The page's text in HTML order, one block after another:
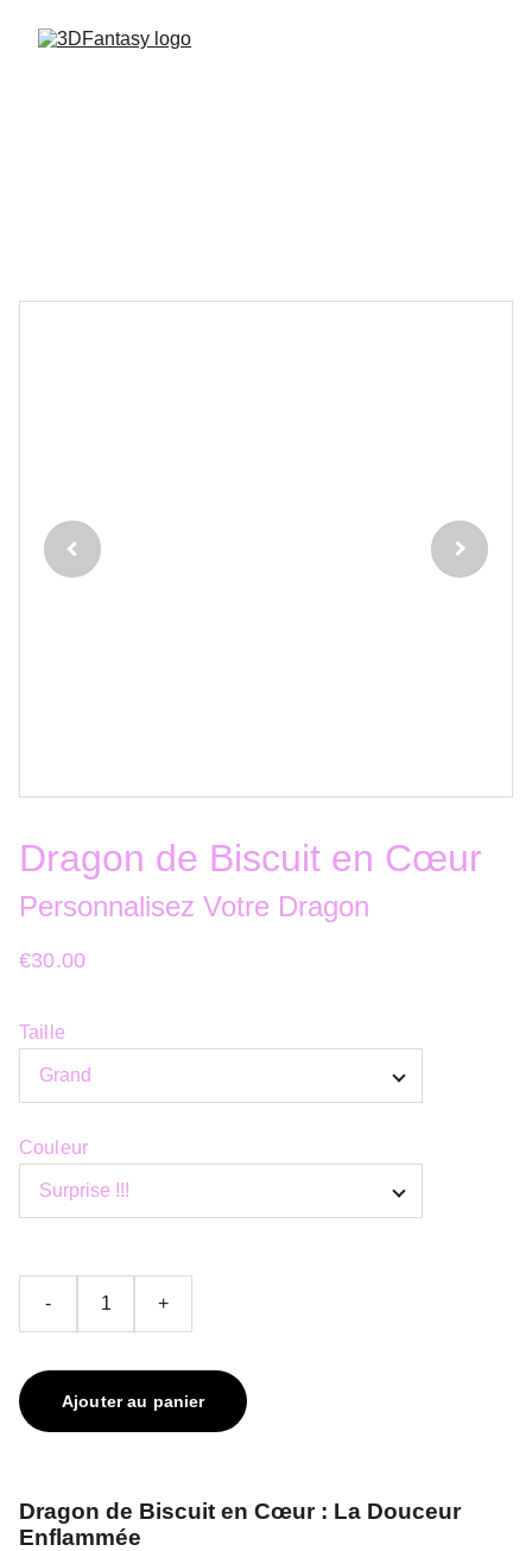
Dragon de Biscuit en Cœur
Personnalisez Votre Dragon
€30.00
Taille
Couleur
- +
Ajouter au panier
Dragon de Biscuit en Cœur : La Douceur
Enflammée